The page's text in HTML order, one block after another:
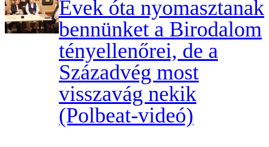
Évek óta nyomasztanak
bennünket a Birodalom
tényellenőrei, de a
Századvég most
visszavág nekik
(Polbeat-videó)